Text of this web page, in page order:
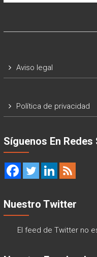
Aviso legal
Política de privacidad
Síguenos En Redes
Nuestro Twitter
El feed de Twitter no